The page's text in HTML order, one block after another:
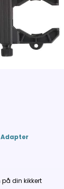
din kikkert